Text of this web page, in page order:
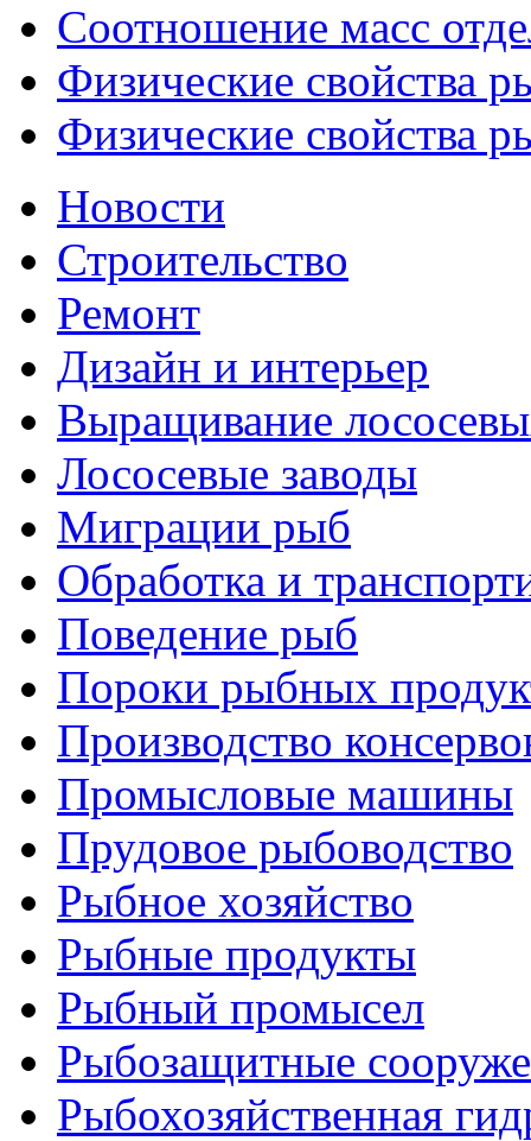
Соотношение масс
Физические свойства
Физические свойства
Новости
Строительство
Ремонт
Дизайн и интерьер
Выращивание
Лососевые заводы
Миграции рыб
Обработка и
Поведение рыб
Пороки рыбных
Производство
Промысловые машины
Прудовое рыбоводство
Рыбное хозяйство
Рыбные продукты
Рыбный промысел
Рыбозащитные
Рыбохозяйственная